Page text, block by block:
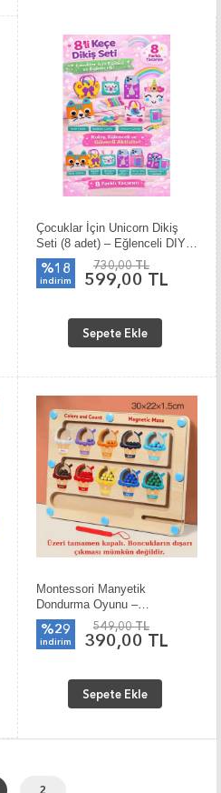
Çocuklar İçin Unicorn Dikiş
Seti (8 adet) – Eğlenceli DIY
Kit
%18
indirim
730,00 TL
599,00 TL
Sepete Ekle
Montessori Manyetik
Dondurma Oyunu –
Güçlendirilmiş Mıknatıslarla
Renk ve Sayı Labirenti
%29
indirim
549,00 TL
390,00 TL
Sepete Ekle
2